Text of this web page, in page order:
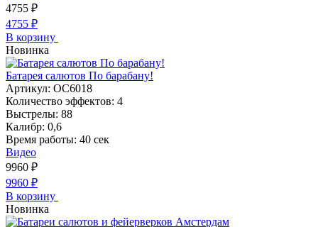
4755 ₽
4755 ₽
В корзину
Новинка
Батарея салютов По барабану!
Артикул: ОС6018
Количество эффектов: 4
Выстрелы: 88
Калибр: 0,6
Время работы: 40 сек
Видео
9960 ₽
9960 ₽
В корзину
Новинка